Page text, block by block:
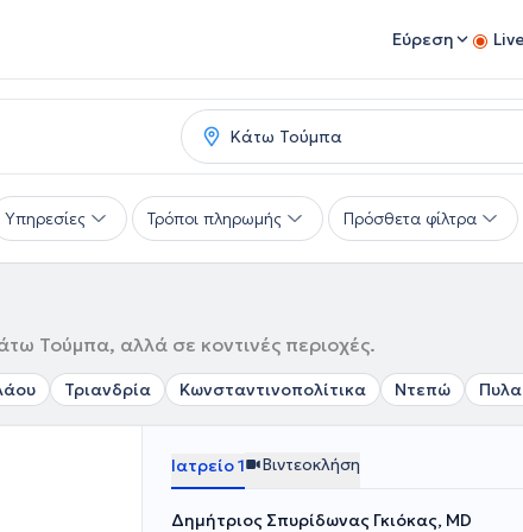
Εύρεση
Υπηρεσίες Τρόποι πληρωμής Πρόσθετα φίλτρα
Τούμπα, αλλά σε κοντινές περιοχές.
Τριανδρία Κωνσταντινοπολίτικα Ντεπώ
Ιατρείο 1 Βιντεοκλήση
Δημήτριος Σπυρίδωνας Γκιόκας, MD